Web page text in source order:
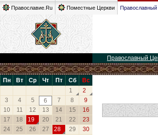
Православие.Ru Поместные Церкви Православный
Православный
Пн Вт Ср Чт Пт Сб
Вс
1
2
3
4 5 6 7 8
9
10
11 12 13 14 15
16
17
18 19 20 21 22
23
24
25 26 27 28 29
30